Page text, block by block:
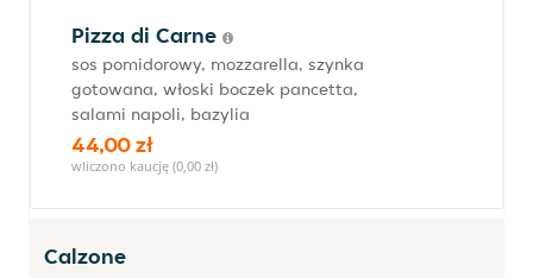
Pizza di Carne
sos pomidorowy, mozzarella, szynka
gotowana, włoski boczek pancetta,
salami napoli, bazylia
44,00 zł
wliczono kaucję (0,00 zł)
Calzone